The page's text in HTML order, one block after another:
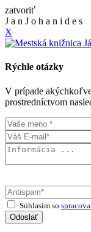
zatvoriť
J a n J o h a n i d e s
X
Rýchle otázky
V prípade
prostredníctvom
Súhlasím so
Odoslať